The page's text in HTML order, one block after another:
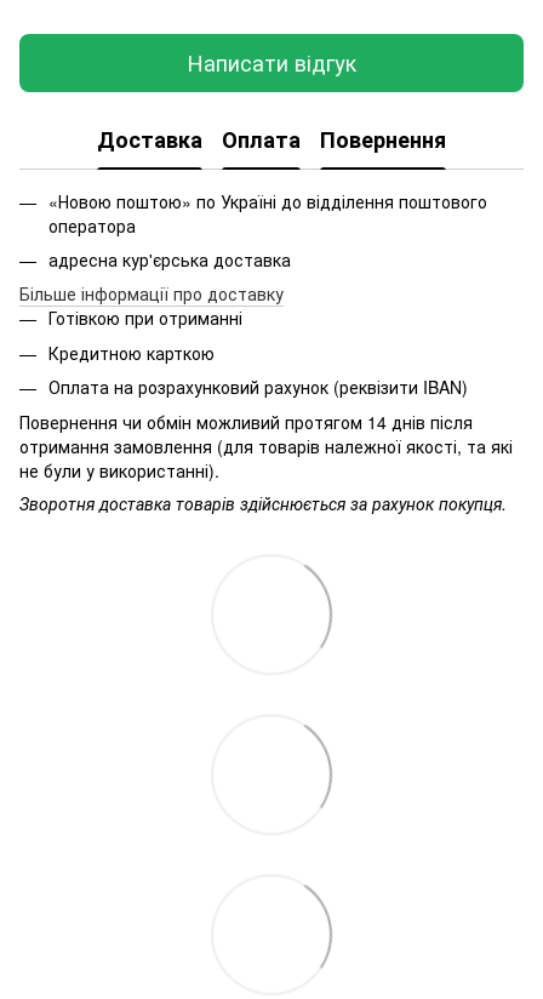
Написати відгук
Доставка Оплата Повернення
«Новою поштою» по Україні до відділення поштового
оператора
адресна кур'єрська доставка
Більше інформації про доставку
Готівкою при отриманні
Кредитною карткою
Оплата на розрахунковий рахунок (реквізити IBAN)
Повернення чи обмін можливий протягом 14 днів після
отримання замовлення (для товарів належної якості, та які
не були у використанні).
Зворотня доставка товарів здійснюється за рахунок покупця.